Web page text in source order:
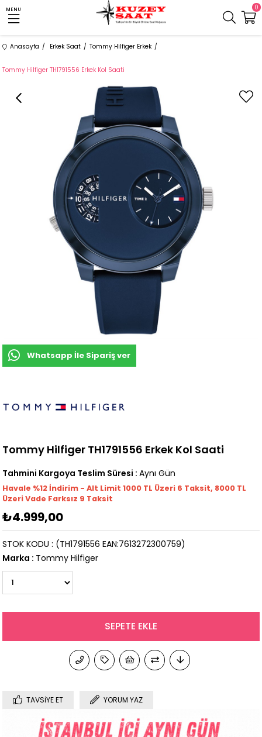
MENU 0
Anasayfa Erkek Saat Tommy Hilfiger Erkek
Tommy Hilfiger TH1791556 Erkek Kol Saati
Whatsapp İle Sipariş ver
Tommy Hilfiger TH1791556 Erkek Kol Saati
Tahmini Kargoya Teslim Süresi : Aynı Gün
Havale %12 İndirim - Alt Limit 1000 TL Üzeri 6 Taksit, 8000 TL
Üzeri Vade Farksız 9 Taksit
₺4.999,00
(TH1791556 EAN:7613272300759)
STOK KODU
Marka : Tommy Hilfiger
TAVSIYE ET YORUM YAZ